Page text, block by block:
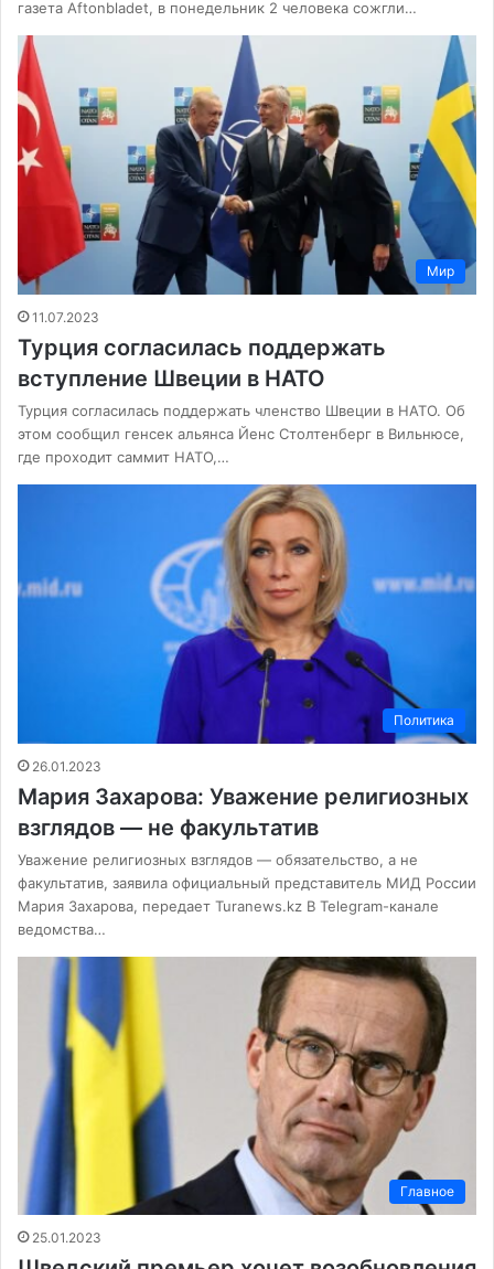
газета Aftonbladet, в понедельник 2 человека сожгли…
Мир
11.07.2023
Турция согласилась поддержать
вступление Швеции в НАТО
Турция согласилась поддержать членство Швеции в НАТО. Об
этом сообщил генсек альянса Йенс Столтенберг в Вильнюсе,
где проходит саммит НАТО,…
Политика
26.01.2023
Мария Захарова: Уважение религиозных
взглядов — не факультатив
Уважение религиозных взглядов — обязательство, а не
факультатив, заявила официальный представитель МИД России
Мария Захарова, передает Turanews.kz В Telegram-канале
ведомства…
Главное
25.01.2023